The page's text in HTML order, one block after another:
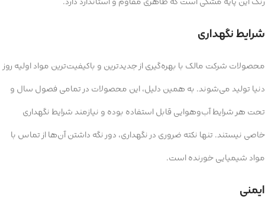
شرایط نگهداری
محصولات شرکت مالک با بهره‌گیری از جدیدترین و باکیفیت‌ترین مواد اولیه روز
دنیا تولید می‌شوند. به همین دلیل، این محصولات در تمامی فصول سال و
تحت هر شرایط آب‌وهوایی قابل استفاده بوده و نیازمند شرایط نگهداری
خاصی نیستند. تنها نکته ضروری در نگهداری، دور نگه داشتن آن‌ها از تماس با
مواد شیمیایی خورنده است.
ایمنی